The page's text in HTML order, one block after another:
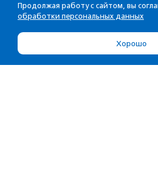
Продолжая работу с сайтом, вы
обработки персональных данных
Хорошо